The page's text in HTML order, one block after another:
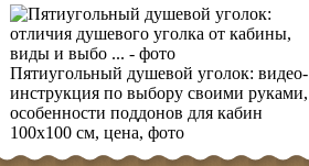
Пятиугольный душевой уголок: видео-
инструкция по выбору своими руками,
особенности поддонов для кабин
100х100 см, цена, фото